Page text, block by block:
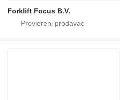
Forklift Focus B.V.